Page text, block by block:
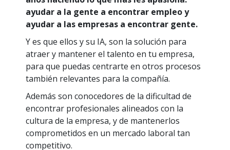
ayudar a la gente a encontrar empleo y
ayudar a las empresas a encontrar gente.
Y es que ellos y su IA, son la solución para
atraer y mantener el talento en tu empresa,
para que puedas centrarte en otros procesos
también relevantes para la compañía.
Además son conocedores de la dificultad de
encontrar profesionales alineados con la
cultura de la empresa, y de mantenerlos
comprometidos en un mercado laboral tan
competitivo.